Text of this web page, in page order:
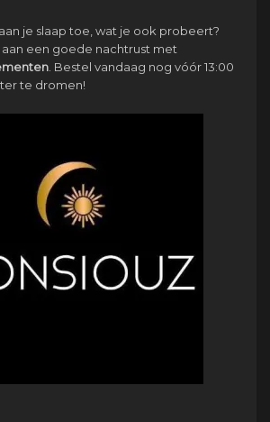
je slaap toe, wat je ook probeert?
een goede nachtrust met
. Bestel vandaag nog vóór 13:00
te dromen!